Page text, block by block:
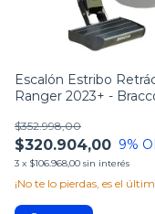
Escalón Estribo
Ranger 2023+ -
$320.904,00
$352.998,00
9%
3 x $106.968,00 sin interés
¡No te lo pierdas, es el